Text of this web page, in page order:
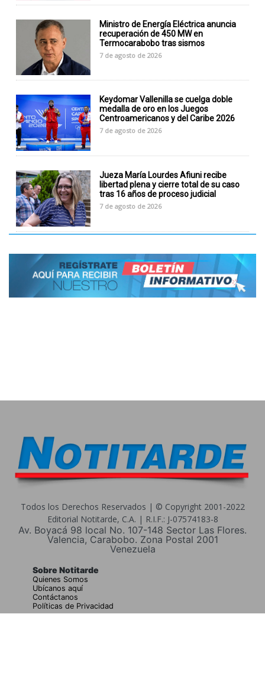
Ministro de Energía Eléctrica anuncia
recuperación de 450 MW en
Termocarabobo tras sismos
7 de agosto de 2026
Keydomar Vallenilla se cuelga doble
medalla de oro en los Juegos
Centroamericanos y del Caribe 2026
7 de agosto de 2026
Jueza María Lourdes Afiuni recibe
libertad plena y cierre total de su caso
tras 16 años de proceso judicial
7 de agosto de 2026
Todos los Derechos Reservados | © Copyright 2001-2022
Editorial Notitarde, C.A. | R.I.F.: J-07574183-8
Av. Boyacá 98 local No. 107-148 Sector Las Flores.
Valencia, Carabobo. Zona Postal 2001
Venezuela
Sobre Notitarde
Quienes Somos
Ubícanos aquí
Contáctanos
Políticas de Privacidad